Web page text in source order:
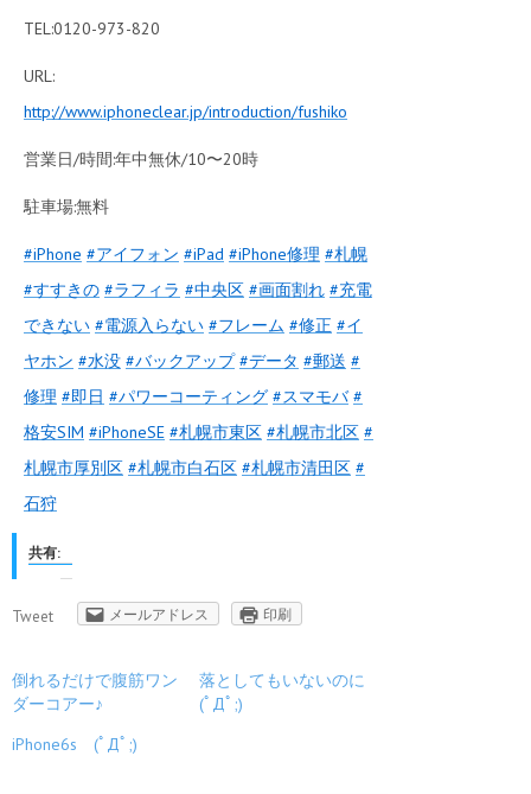
TEL:0120-973-820
URL:
http://www.iphoneclear.jp/introduction/fushiko
営業日/時間:年中無休/10〜20時
駐車場:無料
‪#‎iPhone‬ ‪#‎アイフォン‬ ‪#‎iPad‬ ‪#‎iPhone修理‬ ‪#‎札幌‬
‪#‎すすきの‬ ‪#‎ラフィラ‬ ‪#‎中央区‬ ‪#‎画面割れ‬ ‪#‎充電
できない‬ ‪#‎電源入らない‬ ‪#‎フレーム‬ ‪#‎修正‬ ‪#‎イ
ヤホン‬ ‪#‎水没‬ ‪#‎バックアップ‬ ‪#‎データ‬ ‪#‎郵送‬ ‪#‎
修理‬ ‪#‎即日‬ ‪#‎パワーコーティング‬ ‪#‎スマモバ‬ ‪#‎
格安SIM‬ ‪#‎iPhoneSE‬ ‪#‎札幌市東区‬ ‪#‎札幌市北区‬ ‪#‎
札幌市厚別区‬ ‪#‎札幌市白石区‬ ‪#‎札幌市清田区‬ ‪#‎
石狩‬
共有:
Tweet メールアドレス 印刷
倒れるだけで腹筋ワン
ダーコアー♪
落としてもいないのに
(ﾟДﾟ;)
iPhone6s (ﾟДﾟ;)